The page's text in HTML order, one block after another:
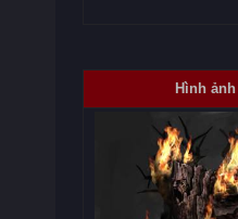
Hình ảnh